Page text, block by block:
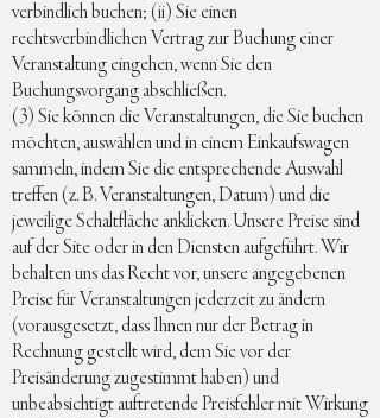
verbindlich buchen; (ii) Sie einen
rechtsverbindlichen Vertrag zur Buchung einer
Veranstaltung eingehen, wenn Sie den
Buchungsvorgang abschließen.
(3) Sie können die Veranstaltungen, die Sie buchen
möchten, auswählen und in einem Einkaufswagen
sammeln, indem Sie die entsprechende Auswahl
treffen (z. B. Veranstaltungen, Datum) und die
jeweilige Schaltfläche anklicken. Unsere Preise sind
auf der Site oder in den Diensten aufgeführt. Wir
behalten uns das Recht vor, unsere angegebenen
Preise für Veranstaltungen jederzeit zu ändern
(vorausgesetzt, dass Ihnen nur der Betrag in
Rechnung gestellt wird, dem Sie vor der
Preisänderung zugestimmt haben) und
unbeabsichtigt auftretende Preisfehler mit Wirkung